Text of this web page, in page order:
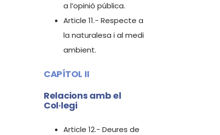
a l’opinió pública.
Article 11.- Respecte a
la naturalesa i al medi
ambient.
CAPÍTOL II
Relacions amb el
Col·legi
Article 12.- Deures de